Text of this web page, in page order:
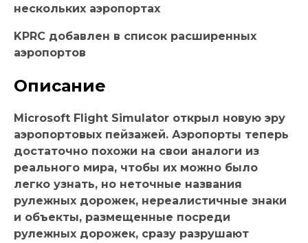
нескольких аэропортах
KPRC добавлен в список расширенных
аэропортов
Описание
Microsoft Flight Simulator открыл новую эру
аэропортовых пейзажей. Аэропорты теперь
достаточно похожи на свои аналоги из
реального мира, чтобы их можно было
легко узнать, но неточные названия
рулежных дорожек, нереалистичные знаки
и объекты, размещенные посреди
рулежных дорожек, сразу разрушают